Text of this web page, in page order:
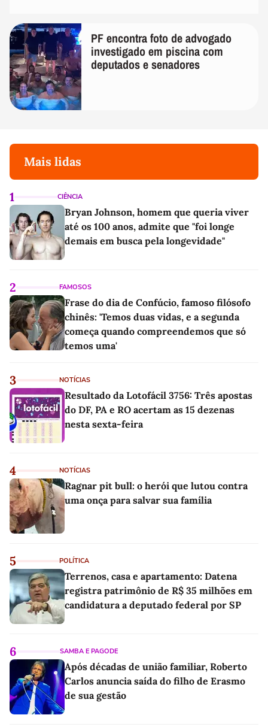
PF encontra foto de advogado
investigado em piscina com
deputados e senadores
Mais lidas
1 CIÊNCIA
Bryan Johnson, homem que queria viver
até os 100 anos, admite que "foi longe
demais em busca pela longevidade"
2 FAMOSOS
Frase do dia de Confúcio, famoso filósofo
chinês: 'Temos duas vidas, e a segunda
começa quando compreendemos que só
temos uma'
3 NOTÍCIAS
Resultado da Lotofácil 3756: Três apostas
do DF, PA e RO acertam as 15 dezenas
nesta sexta-feira
4 NOTÍCIAS
Ragnar pit bull: o herói que lutou contra
uma onça para salvar sua família
5 POLÍTICA
Terrenos, casa e apartamento: Datena
registra patrimônio de R$ 35 milhões em
candidatura a deputado federal por SP
6 SAMBA E PAGODE
Após décadas de união familiar, Roberto
Carlos anuncia saída do filho de Erasmo
de sua gestão